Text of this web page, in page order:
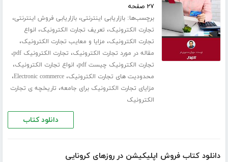
۲۷ صفحه
برچسب‌ها:بازاریابی اینترنتی،بازاریابی فروش اینترنتی،
تجارت الکترونیک، تعریف تجارت الکترونیک، انواع
تجارت الکترونیک، مزایا و معایب تجارت الکترونیک،
مقاله در مورد تجارت الکترونیک، تجارت الکترونیک pdf ،
تجارت الکترونیک چیست pdf ، انواع تجارت الکترونیک،
محدودیت های تجارت الکترونیک،Electronic commerce،
مزایای تجارت الکترونیک برای جامعه، تاریخچه ی تجارت
الکترونیک
دانلود کتاب
دانلود کتاب فروش اپلیکیشن در روزهای کرونایی